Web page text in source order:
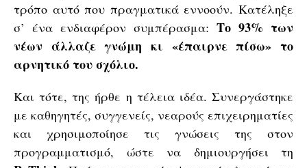
τρόπο αυτό που πραγματικά εννοούν. Κατέληξε
σ’ ένα ενδιαφέρον συμπέρασμα: Το 93% των
νέων άλλαζε γνώμη κι «έπαιρνε πίσω» το
αρνητικό του σχόλιο.
Και τότε, της ήρθε η τέλεια ιδέα. Συνεργάστηκε
με καθηγητές, συγγενείς, νεαρούς επιχειρηματίες
και χρησιμοποίησε τις γνώσεις της στον
προγραμματισμό, ώστε να δημιουργήσει τη